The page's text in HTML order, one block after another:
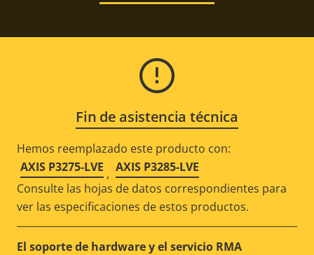
Fin de asistencia técnica
Hemos reemplazado este producto con:
AXIS P3275-LVE , AXIS P3285-LVE
Consulte las hojas de datos correspondientes para
ver las especificaciones de estos productos.
El soporte de hardware y el servicio RMA